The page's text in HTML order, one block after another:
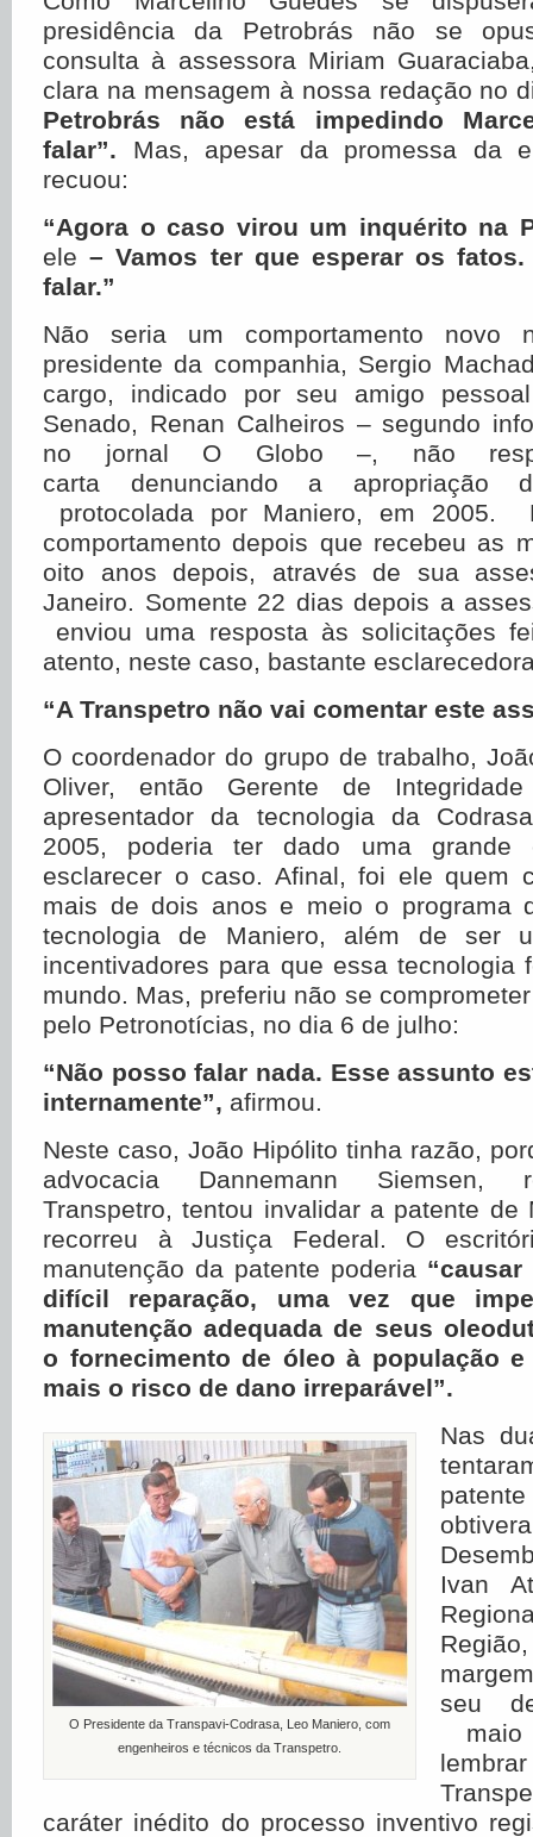
presidência da Petrobrás não se
consulta à assessora Miriam
clara na mensagem à nossa redação no
Petrobrás não está impedindo
falar”. Mas, apesar da promessa da
recuou:
“Agora o caso virou um inquérito na
ele – Vamos ter que esperar os
falar.”
Não seria um comportamento novo
presidente da companhia, Sergio
cargo, indicado por seu amigo
Senado, Renan Calheiros – segundo
no jornal O Globo –, não
carta denunciando a apropriação
protocolada por Maniero, em 2005.
comportamento depois que recebeu as
oito anos depois, através de sua
Janeiro. Somente 22 dias depois a
enviou uma resposta às solicitações
atento, neste caso, bastante
“A Transpetro não vai comentar este
O coordenador do grupo de trabalho,
Oliver, então Gerente de
apresentador da tecnologia da
2005, poderia ter dado uma grande
esclarecer o caso. Afinal, foi ele quem
mais de dois anos e meio o programa
tecnologia de Maniero, além de ser
incentivadores para que essa tecnologia
mundo. Mas, preferiu não se
pelo Petronotícias, no dia 6 de julho:
“Não posso falar nada. Esse assunto
internamente”, afirmou.
Neste caso, João Hipólito tinha razão,
advocacia Dannemann Siemsen,
Transpetro, tentou invalidar a patente de
recorreu à Justiça Federal. O
manutenção da patente poderia
difícil reparação, uma vez que
manutenção adequada de seus
o fornecimento de óleo à população e
mais o risco de dano irreparável”.
O Presidente da Transpavi-Codrasa, Leo Maniero, com
engenheiros e técnicos da Transpetro.
Nas
Ivan
seu
caráter inédito do processo inventivo